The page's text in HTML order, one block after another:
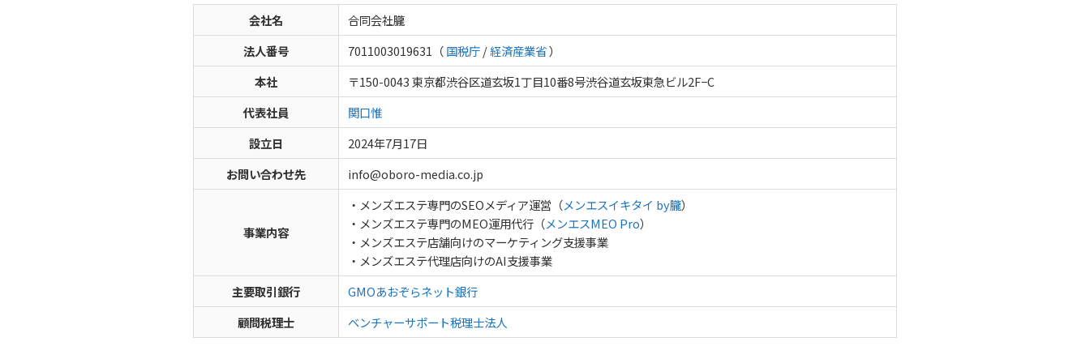
会社名
合同会社朧
法人番号
7011003019631（国税庁/経済産業省）
本社
〒150-0043 東京都渋谷区道玄坂1丁目10番8号渋谷道玄坂東急ビル2F−C
代表社員
関口惟
設立日
2024年7月17日
お問い合わせ先
info@oboro-media.co.jp
事業内容
・メンズエステ専門のSEOメディア運営（メンエスイキタイ by朧）
・メンズエステ専門のMEO運用代行（メンエスMEO Pro）
・メンズエステ店舗向けのマーケティング支援事業
・メンズエステ代理店向けのAI支援事業
主要取引銀行
GMOあおぞらネット銀行
顧問税理士
ベンチャーサポート税理士法人